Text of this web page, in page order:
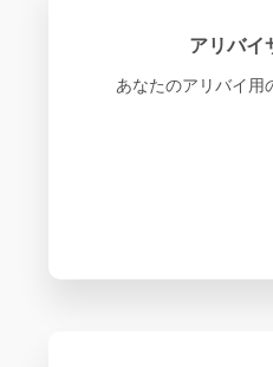
アリバイ
あなたのアリバイ用